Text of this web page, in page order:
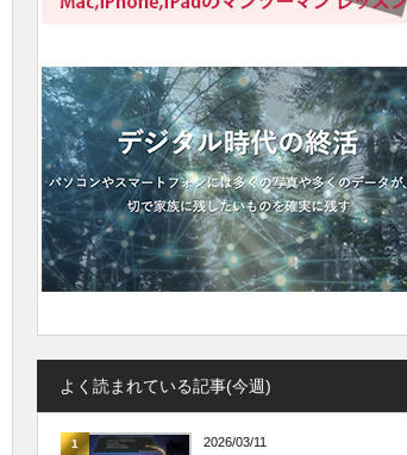
よく読まれている記事(今週)
1 2026/03/11